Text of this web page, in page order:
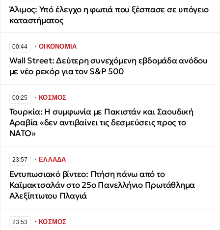
Άλιμος: Υπό έλεγχο η φωτιά που ξέσπασε σε υπόγειο
καταστήματος
00:44 ∙ΟΙΚΟΝΟΜΙΑ
Wall Street: Δεύτερη συνεχόμενη εβδομάδα ανόδου
με νέο ρεκόρ για τον S&P 500
00:25 ∙ΚΟΣΜΟΣ
Τουρκία: Η συμφωνία με Πακιστάν και Σαουδική
Αραβία «δεν αντιβαίνει τις δεσμεύσεις προς το
ΝΑΤΟ»
23:57 ∙ΕΛΛΑΔΑ
​Εντυπωσιακό βίντεο: Πτήση πάνω από το
Καϊμακτσαλάν στο 25ο Πανελλήνιο Πρωτάθλημα
Αλεξίπτωτου Πλαγιά
23:53 ∙ΚΟΣΜΟΣ